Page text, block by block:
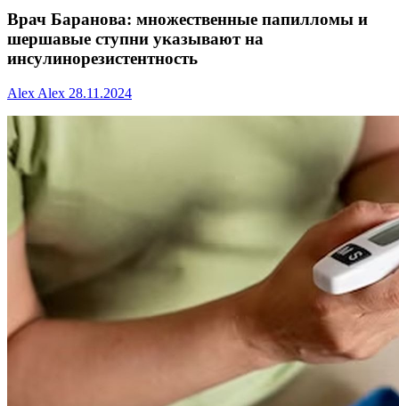
Врач Баранова: множественные папилломы и
шершавые ступни указывают на
инсулинорезистентность
Alex Alex 28.11.2024